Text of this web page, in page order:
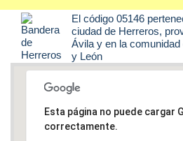
El código 05146
ciudad de Herreros,
Ávila y en la comunidad
y León
Esta página no puede cargar
correctamente.